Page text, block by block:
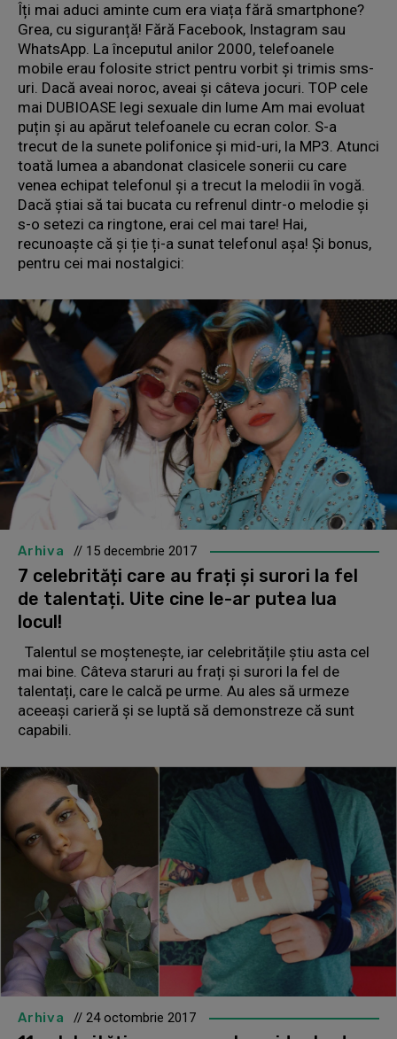
Îți mai aduci aminte cum era viața fără smartphone?
Grea, cu siguranță! Fără Facebook, Instagram sau
WhatsApp. La începutul anilor 2000, telefoanele
mobile erau folosite strict pentru vorbit și trimis sms-
uri. Dacă aveai noroc, aveai și câteva jocuri. TOP cele
mai DUBIOASE legi sexuale din lume Am mai evoluat
puțin și au apărut telefoanele cu ecran color. S-a
trecut de la sunete polifonice și mid-uri, la MP3. Atunci
toată lumea a abandonat clasicele sonerii cu care
venea echipat telefonul și a trecut la melodii în vogă.
Dacă știai să tai bucata cu refrenul dintr-o melodie și
s-o setezi ca ringtone, erai cel mai tare! Hai,
recunoaște că și ție ți-a sunat telefonul așa! Și bonus,
pentru cei mai nostalgici:
Arhiva // 15 decembrie 2017
7 celebrități care au frați și surori la fel
de talentați. Uite cine le-ar putea lua
locul!
Talentul se moștenește, iar celebritățile știu asta cel
mai bine. Câteva staruri au frați și surori la fel de
talentați, care le calcă pe urme. Au ales să urmeze
aceeași carieră și se luptă să demonstreze că sunt
capabili.
Arhiva // 24 octombrie 2017